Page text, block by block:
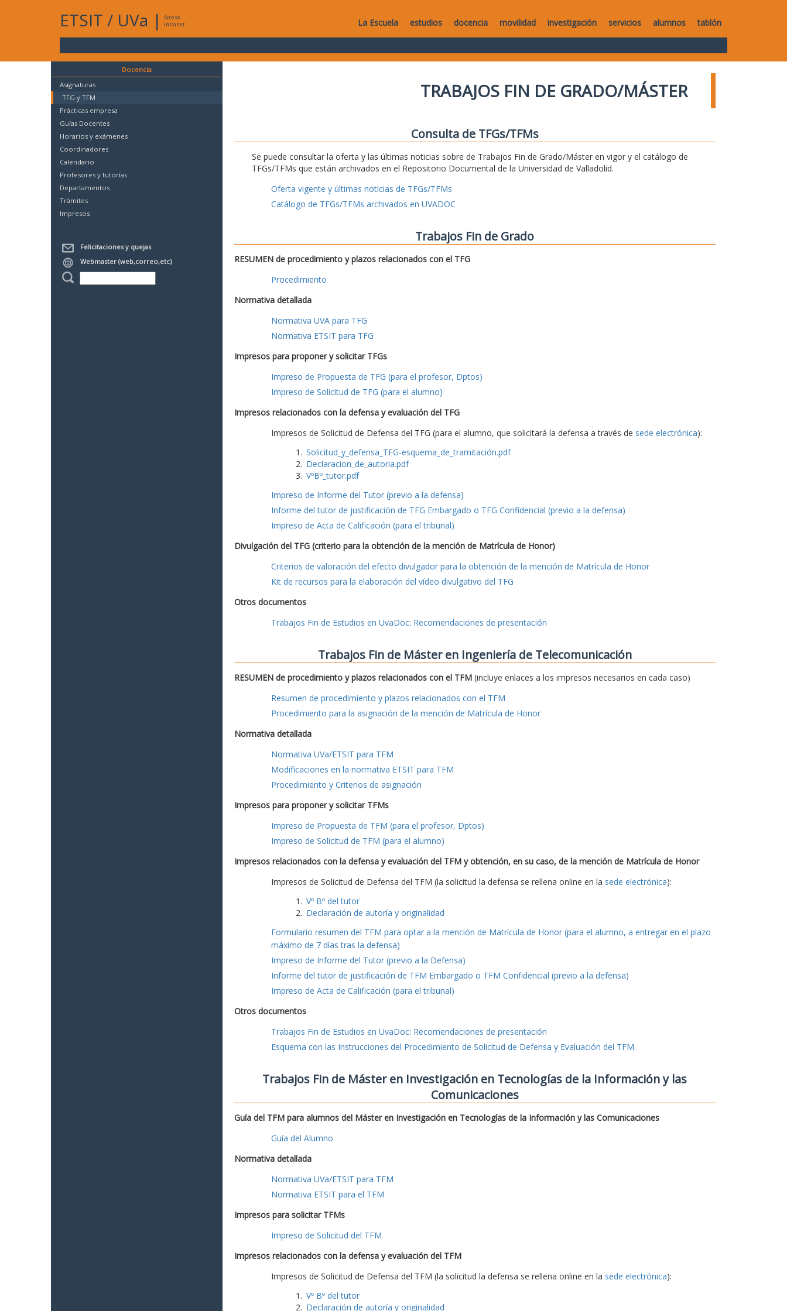
ETSIT / UVa |
Acceso
Intranet
La Escuela estudios docencia movilidad investigación servicios alumnos tablón
Docencia
Asignaturas
TFG y TFM
Prácticas empresa
Guías Docentes
Horarios y exámenes
Coordinadores
Calendario
Profesores y tutorías
Departamentos
Trámites
Impresos
Felicitaciones y quejas
Webmaster (web,correo,etc)
TRABAJOS FIN DE GRADO/MÁSTER
Consulta de TFGs/TFMs
Se puede consultar la oferta y las últimas noticias sobre de Trabajos Fin de Grado/Máster en vigor y el catálogo de
TFGs/TFMs que están archivados en el Repositorio Documental de la Universidad de Valladolid.
Oferta vigente y últimas noticias de TFGs/TFMs
Catálogo de TFGs/TFMs archivados en UVADOC
Trabajos Fin de Grado
RESUMEN de procedimiento y plazos relacionados con el TFG
Procedimiento
Normativa detallada
Normativa UVA para TFG
Normativa ETSIT para TFG
Impresos para proponer y solicitar TFGs
Impreso de Propuesta de TFG (para el profesor, Dptos)
Impreso de Solicitud de TFG (para el alumno)
Impresos relacionados con la defensa y evaluación del TFG
Impresos de Solicitud de Defensa del TFG (para el alumno, que solicitará la defensa a través de sede electrónica):
Solicitud_y_defensa_TFG-esquema_de_tramitación.pdf
Declaracion_de_autoria.pdf
VºBº_tutor.pdf
Impreso de Informe del Tutor (previo a la defensa)
Informe del tutor de justificación de TFG Embargado o TFG Confidencial (previo a la defensa)
Impreso de Acta de Calificación (para el tribunal)
Divulgación del TFG (criterio para la obtención de la mención de Matrícula de Honor)
Criterios de valoración del efecto divulgador para la obtención de la mención de Matrícula de Honor
Kit de recursos para la elaboración del vídeo divulgativo del TFG
Otros documentos
Trabajos Fin de Estudios en UvaDoc: Recomendaciones de presentación
Trabajos Fin de Máster en Ingeniería de Telecomunicación
RESUMEN de procedimiento y plazos relacionados con el TFM(incluye enlaces a los impresos necesarios en cada caso)
Resumen de procedimiento y plazos relacionados con el TFM
Procedimiento para la asignación de la mención de Matrícula de Honor
Normativa detallada
Normativa UVa/ETSIT para TFM
Modificaciones en la normativa ETSIT para TFM
Procedimiento y Criterios de asignación
Impresos para proponer y solicitar TFMs
Impreso de Propuesta de TFM (para el profesor, Dptos)
Impreso de Solicitud de TFM (para el alumno)
Impresos relacionados con la defensa y evaluación del TFM y obtención, en su caso, de la mención de Matrícula de Honor
Impresos de Solicitud de Defensa del TFM (la solicitud la defensa se rellena online en la sede electrónica):
Vº Bº del tutor
Declaración de autoría y originalidad
Formulario resumen del TFM para optar a la mención de Matrícula de Honor (para el alumno, a entregar en el plazo
máximo de 7 días tras la defensa)
Impreso de Informe del Tutor (previo a la Defensa)
Informe del tutor de justificación de TFM Embargado o TFM Confidencial (previo a la defensa)
Impreso de Acta de Calificación (para el tribunal)
Otros documentos
Trabajos Fin de Estudios en UvaDoc: Recomendaciones de presentación
Esquema con las Instrucciones del Procedimiento de Solicitud de Defensa y Evaluación del TFM.
Trabajos Fin de Máster en Investigación en Tecnologías de la Información y las
Comunicaciones
Guía del TFM para alumnos del Máster en Investigación en Tecnologías de la Información y las Comunicaciones
Guía del Alumno
Normativa detallada
Normativa UVa/ETSIT para TFM
Normativa ETSIT para el TFM
Impresos para solicitar TFMs
Impreso de Solicitud del TFM
Impresos relacionados con la defensa y evaluación del TFM
Impresos de Solicitud de Defensa del TFM (la solicitud la defensa se rellena online en la sede electrónica):
Vº Bº del tutor
Declaración de autoría y originalidad